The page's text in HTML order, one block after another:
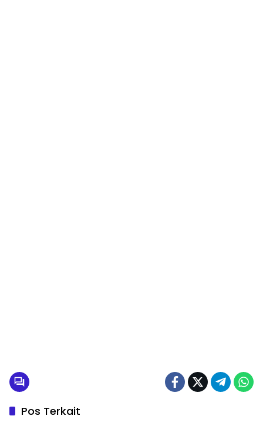
Pos Terkait